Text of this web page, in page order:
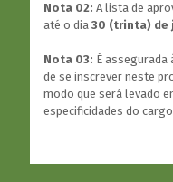
Nota 02: A lista de
até o dia 30 (trinta) de
Nota 03: É assegurada
de se inscrever neste
modo que será levado
especificidades do